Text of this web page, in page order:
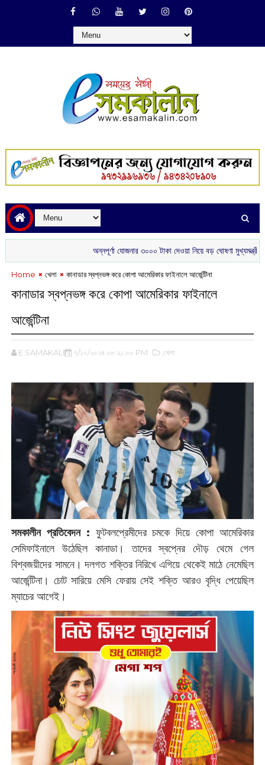
অন্নপূর্ণা যোজনার ৩০০০ টাকা দেওয়া নিয়ে বড় ঘোষণা মুখ্যমন্ত্রীর
Home খেলা কানাডার স্বপ্নভঙ্গ করে কোপা আমেরিকার ফাইনালে আর্জেন্টিনা
কানাডার স্বপ্নভঙ্গ করে কোপা আমেরিকার ফাইনালে
আর্জেন্টিনা
E SAMAKALIN ৭/১০/২০২৪ ০৮:২১:০০ PM ,খেলা
সমকালীন প্রতিবেদন : ‌ফুটবলপ্রেমীদের চমকে দিয়ে কোপা আমেরিকার
সেমিফাইনালে উঠেছিল কানাডা। তাদের স্বপ্নের দৌড় থেমে গেল
বিশ্বজয়ীদের সামনে। দলগত শক্তির নিরিখে এগিয়ে থেকেই মাঠে নেমেছিল
আর্জেন্টিনা। চোট সারিয়ে মেসি ফেরায় সেই শক্তি আরও বৃদ্ধি পেয়েছিল
ম্যাচের আগেই।